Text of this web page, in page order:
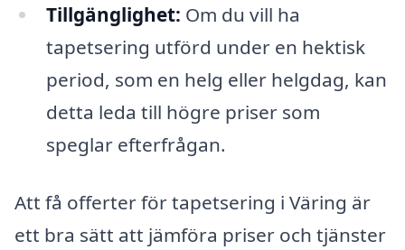
Tillgänglighet: Om du vill ha
tapetsering utförd under en hektisk
period, som en helg eller helgdag, kan
detta leda till högre priser som
speglar efterfrågan.
Att få offerter för tapetsering i Väring är
ett bra sätt att jämföra priser och tjänster